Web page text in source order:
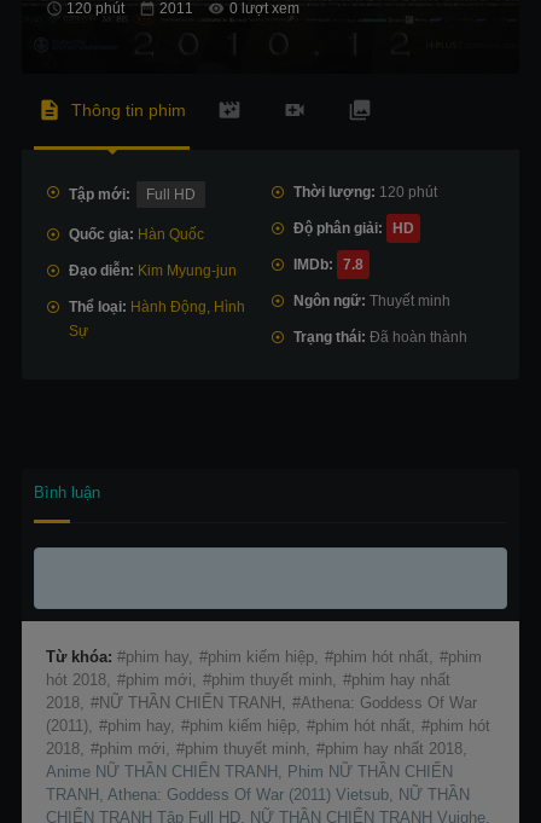
120 phút 0 lượt xem
Thông tin phim
Tập mới: Full HD
Quốc gia: Hàn Quốc
Đạo diễn: Kim Myung-jun
Thể loại: Hành Động Hình
Sự
Thời lượng: 120 phút
Độ phân giải: HD
IMDb: 7.8
Ngôn ngữ: Thuyết minh
Trạng thái: Đã hoàn thành
Bình luận
Từ khóa: phim hay, phim kiếm hiệp, phim hót nhất,
phim
hót 2018,
phim mới, phim thuyết minh,
phim hay nhất
2018,
NỮ THẦN CHIẾN TRANH,
Athena: Goddess Of War
(2011),
phim hay, phim kiếm hiệp, phim hót nhất,
phim hót
2018,
phim mới, phim thuyết minh,
phim hay nhất 2018,
Anime NỮ THẦN CHIẾN TRANH, Phim NỮ THẦN CHIẾN
TRANH, Athena: Goddess Of War (2011) Vietsub, NỮ THẦN
CHIẾN TRANH Tập Full HD, NỮ THẦN CHIẾN TRANH Vuighe,